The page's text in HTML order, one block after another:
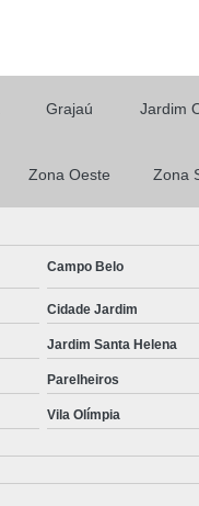
Grajaú Jardim
Zona Oeste Zona
Campo Belo
Cidade Jardim
Jardim Santa Helena
Parelheiros
Vila Olímpia